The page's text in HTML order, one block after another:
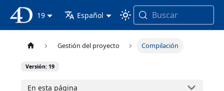
Documentación 4D
19 Español Buscar
Gestión del proyecto Compilación
Versión: 19
En esta página